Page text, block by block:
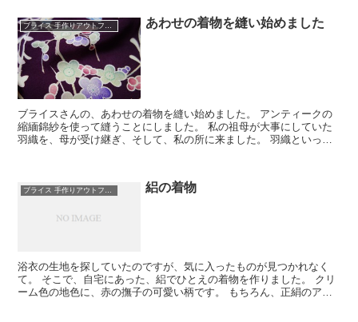
あわせの着物を縫い始めました
ブライスさんの、あわせの着物を縫い始めました。 アンティークの
縮緬錦紗を使って縫うことにしました。 私の祖母が大事にしていた
羽織を、母が受け継ぎ、そして、私の所に来ました。 羽織といって
絽の着物
浴衣の生地を探していたのですが、気に入ったものが見つかれなく
て。 そこで、自宅にあった、絽でひとえの着物を作りました。 クリ
ーム色の地色に、赤の撫子の可愛い柄です。 もちろん、正絹のアン